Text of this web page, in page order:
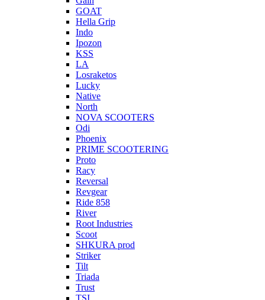
GOAT
Hella Grip
Indo
Ipozon
KSS
LA
Losraketos
Lucky
Native
North
NOVA SCOOTERS
Odi
Phoenix
PRIME SCOOTERING
Proto
Racy
Reversal
Revgear
Ride 858
River
Root Industries
Scoot
SHKURA рrоd
Striker
Tilt
Triada
Trust